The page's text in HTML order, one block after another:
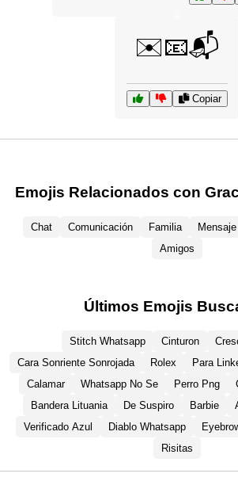
✉️📧📬
Copiar
Emojis Relacionados con
Chat Comunicación Familia Mensaje
Amigos
Últimos Emojis
Stitch Whatsapp Cinturon
Cara Sonriente Sonrojada
Rolex Para
Calamar
Whatsapp No Se Perro Png
Bandera Lituania
De Suspiro Barbie
Verificado Azul
Diablo Whatsapp
Risitas